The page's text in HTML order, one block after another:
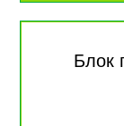
Блок